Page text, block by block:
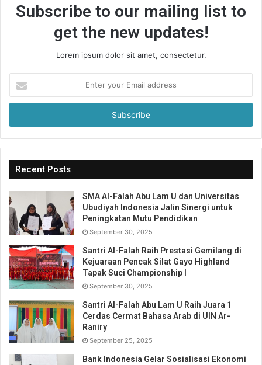
Subscribe to our mailing list to
get the new updates!
Lorem ipsum dolor sit amet, consectetur.
your
Email
Recent Posts
SMA Al-Falah Abu Lam U dan Universitas
Ubudiyah Indonesia Jalin Sinergi untuk
Peningkatan Mutu Pendidikan
September 30, 2025
Santri Al-Falah Raih Prestasi Gemilang di
Kejuaraan Pencak Silat Gayo Highland
Tapak Suci Championship I
September 30, 2025
Santri Al-Falah Abu Lam U Raih Juara 1
Cerdas Cermat Bahasa Arab di UIN Ar-
Raniry
September 25, 2025
Bank Indonesia Gelar Sosialisasi Ekonomi